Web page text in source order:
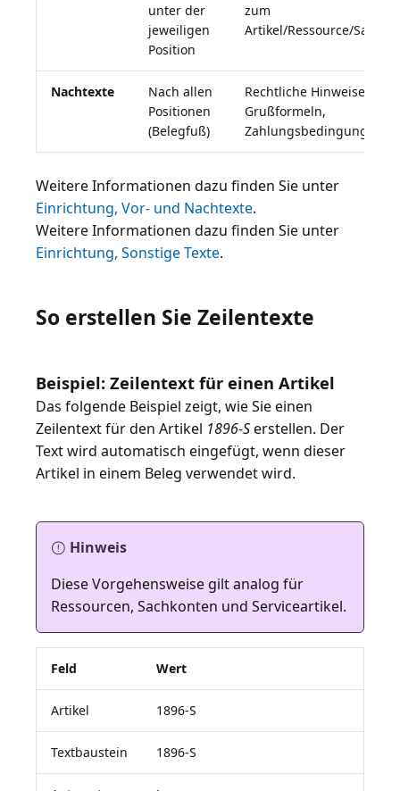
unter der
jeweiligen
Position
zum
Artikel/Ressource/
Nachtexte
Nach allen
Positionen
(Belegfuß)
Rechtliche Hinweise,
Grußformeln,
Zahlungsbedingungen
Weitere Informationen dazu finden Sie unter
Einrichtung, Vor- und Nachtexte.
Weitere Informationen dazu finden Sie unter
Einrichtung, Sonstige Texte.
So erstellen Sie Zeilentexte
Beispiel: Zeilentext für einen Artikel
Das folgende Beispiel zeigt, wie Sie einen
Zeilentext für den Artikel 1896-Serstellen. Der
Text wird automatisch eingefügt, wenn dieser
Artikel in einem Beleg verwendet wird.
Hinweis
Diese Vorgehensweise gilt analog für
Ressourcen, Sachkonten und Serviceartikel.
Feld Wert
Artikel 1896-S
Textbaustein 1896-S